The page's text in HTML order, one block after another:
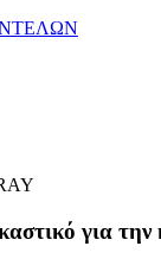
για την